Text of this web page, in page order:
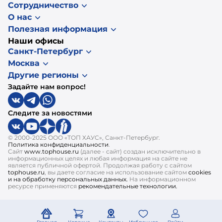
Сотрудничество
О нас
Полезная информация
Наши офисы
Санкт-Петербург
Москва
Другие регионы
Задайте нам вопрос!
Следите за новостями
© 2000-2025 ООО «ТОП ХАУС», Санкт-Петербург.
Политика конфиденциальности.
Сайт www.tophouse.ru (далее - сайт) создан исключительно в
информационных целях и любая информация на сайте не
является публичной офертой. Продолжая работу с сайтом
tophouse.ru, вы даете согласие на использование сайтом cookies
и на обработку персональных данных. На информационном
ресурсе применяются рекомендательные технологии.